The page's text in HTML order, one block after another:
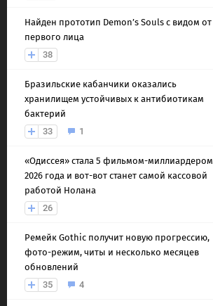
Найден прототип Demon’s Souls с видом от
первого лица
38
Бразильские кабанчики оказались
хранилищем устойчивых к антибиотикам
бактерий
33
1
«Одиссея» стала 5 фильмом-миллиардером
2026 года и вот-вот станет самой кассовой
работой Нолана
26
Ремейк Gothic получит новую прогрессию,
фото-режим, читы и несколько месяцев
обновлений
35
4